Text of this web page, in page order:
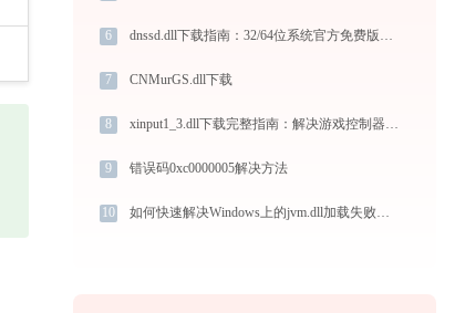
6 dnssd.dll下载指南：32/64位系统官方免费版获取与安装教程
7 CNMurGS.dll下载
8 xinput1_3.dll下载完整指南：解决游戏控制器缺失问题｜官方免费32/64位版本
9 错误码0xc0000005解决方法
10 如何快速解决Windows上的jvm.dll加载失败问题？